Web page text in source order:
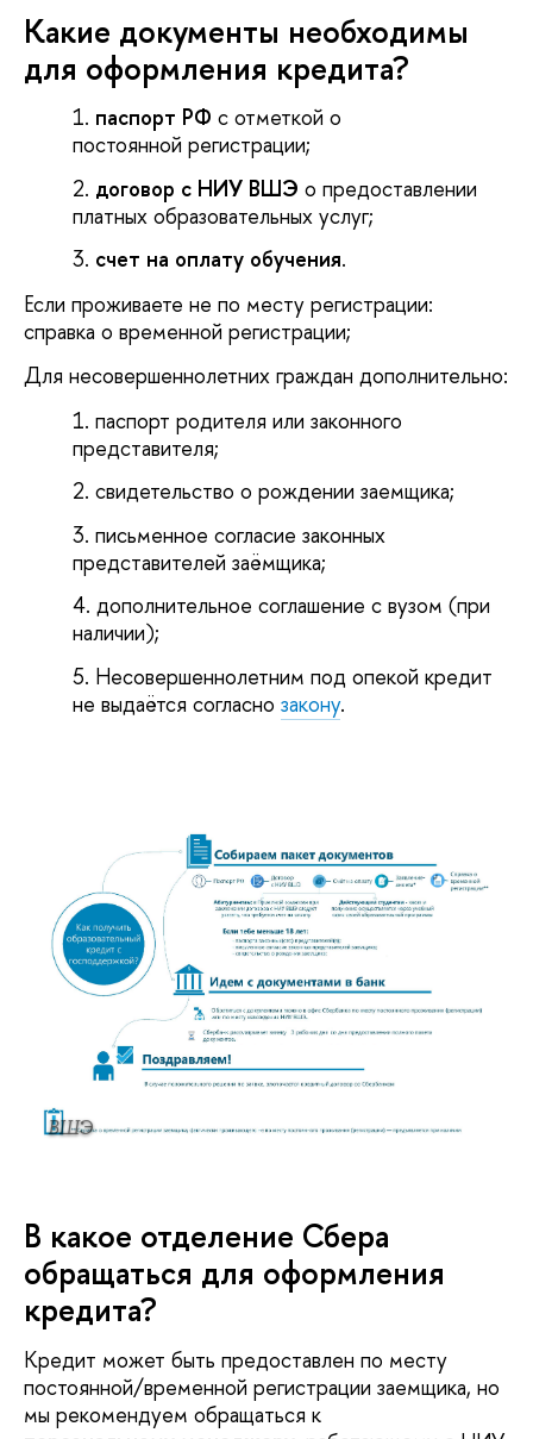
Какие документы необходимы
для оформления кредита?
паспорт РФс отметкой о
постоянной регистрации;
договор с НИУ ВШЭ о предоставлении
платных образовательных услуг;
счет на оплату обучения.
Если проживаете не по месту регистрации:
справка о временной регистрации;
Для несовершеннолетних граждан дополнительно:
паспорт родителя или законного
представителя;
свидетельство о рождении заемщика;
письменное согласие законных
представителей заёмщика;
дополнительное соглашение с вузом (при
наличии);
Несовершеннолетним под опекой кредит
не выдаётся согласнозакону.
ВШЭ
В какое отделение Сбера
обращаться для оформления
кредита?
Кредит может быть предоставлен по месту
постоянной/временной регистрации заемщика, но
мы рекомендуем обращаться к